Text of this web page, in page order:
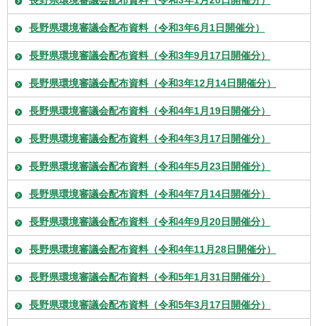
長野県環境審議会配布資料（令和3年6月1日開催分）
長野県環境審議会配布資料（令和3年9月17日開催分）
長野県環境審議会配布資料（令和3年12月14日開催分）
長野県環境審議会配布資料（令和4年1月19日開催分）
長野県環境審議会配布資料（令和4年3月17日開催分）
長野県環境審議会配布資料（令和4年5月23日開催分）
長野県環境審議会配布資料（令和4年7月14日開催分）
長野県環境審議会配布資料（令和4年9月20日開催分）
長野県環境審議会配布資料（令和4年11月28日開催分）
長野県環境審議会配布資料（令和5年1月31日開催分）
長野県環境審議会配布資料（令和5年3月17日開催分）